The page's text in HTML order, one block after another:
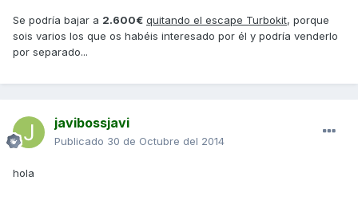
Se podría bajar a 2.600€ quitando el escape Turbokit, porque
sois varios los que os habéis interesado por él y podría venderlo
por separado...
javibossjavi
Publicado 30 de Octubre del 2014
hola